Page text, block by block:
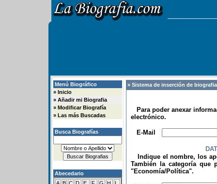
Menú Biográfico
» Inicio
» Añadir mi Biografia
» Modificar Biografía
» Las más Buscadas
Busca Biografías
Abecedario
» Sistema de inserción de
Para poder anexar
electrónico.
E-Mail
Indique el nombre, los
También la categoría que
"Economía/Política".